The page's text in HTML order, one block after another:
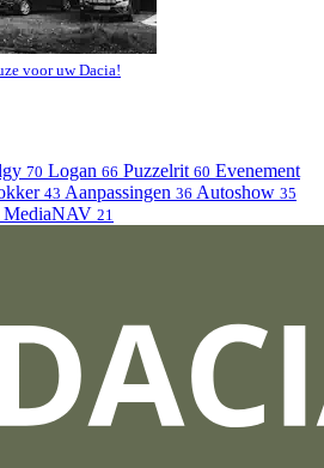
voor uw Dacia!
70 Logan 66 Puzzelrit 60 Evenement
43 Aanpassingen 36 Autoshow 35
MediaNAV 21